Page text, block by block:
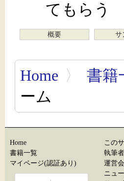
てもらう
概要 サ
Home 〉 書籍
ーム
Home
書籍一覧
マイページ(認証あり)
この
執筆
運営
ニュ